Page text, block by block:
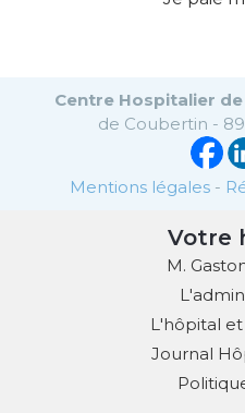
Centre Hospitalier de
de Coubertin - 89
Mentions légales-
Votre
M.
L'hôpital et
Journal